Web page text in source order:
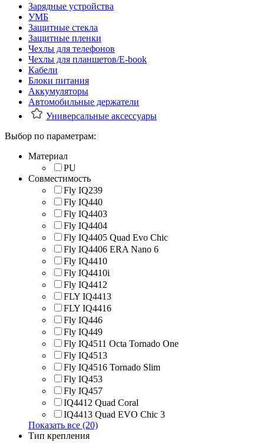
Зарядные устройства
УМБ
Защитные стекла
Защитные пленки
Чехлы для телефонов
Чехлы для планшетов/E-book
Кабели
Блоки питания
Аккумуляторы
Автомобильные держатели
Универсальные аксессуары
Выбор по параметрам:
Материал
PU
Совместимость
Fly IQ239
Fly IQ440
Fly IQ4403
Fly IQ4404
Fly IQ4405 Quad Evo Chic
Fly IQ4406 ERA Nano 6
Fly IQ4410
Fly IQ4410i
Fly IQ4412
FLY IQ4413
FLY IQ4416
Fly IQ446
Fly IQ449
Fly IQ4511 Octa Tornado One
Fly IQ4513
Fly IQ4516 Tornado Slim
Fly IQ453
Fly IQ457
IQ4412 Quad Coral
IQ4413 Quad EVO Chic 3
Показать все (20)
Тип крепления